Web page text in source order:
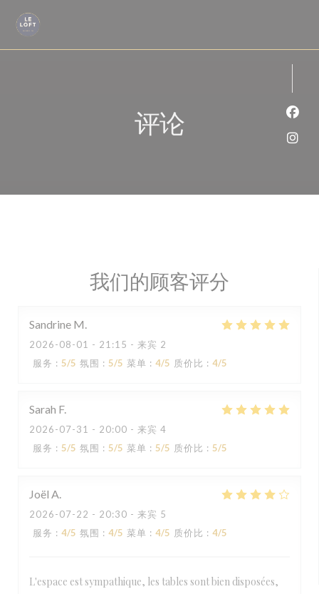
Cookie管理面板
评论
我们的顾客评分
Sandrine M
2026-08-01 - 21:15 - 来宾 2
服务 : 5/5 氛围 : 5/5 菜单 : 4/5 质价比 : 4/5
Sarah F
2026-07-31 - 20:00 - 来宾 4
服务 : 5/5 氛围 : 5/5 菜单 : 5/5 质价比 : 5/5
Joël A
2026-07-22 - 20:30 - 来宾 5
服务 : 4/5 氛围 : 4/5 菜单 : 4/5 质价比 : 4/5
L'espace est sympathique, les tables sont bien disposées,